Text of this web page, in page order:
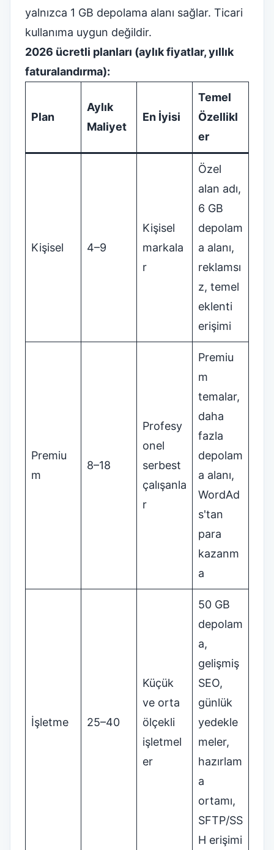
yalnızca 1 GB depolama alanı sağlar. Ticari
kullanıma uygun değildir.
2026 ücretli planları (aylık fiyatlar, yıllık
faturalandırma):
Plan
Aylık
Maliyet
En İyisi
Temel
Özellikl
er
Kişisel 4–9
Kişisel
markala
r
Özel
alan adı,
6 GB
depolam
a alanı,
reklamsı
z, temel
eklenti
erişimi
Premiu
m
8–18
Profesy
onel
serbest
çalışanla
r
Premiu
m
temalar,
daha
fazla
depolam
a alanı,
WordAd
s'tan
para
kazanm
a
İşletme 25–40
Küçük
ve orta
ölçekli
işletmel
er
50 GB
depolam
a,
gelişmiş
SEO,
günlük
yedekle
meler,
hazırlam
a
ortamı,
SFTP/SS
H erişimi